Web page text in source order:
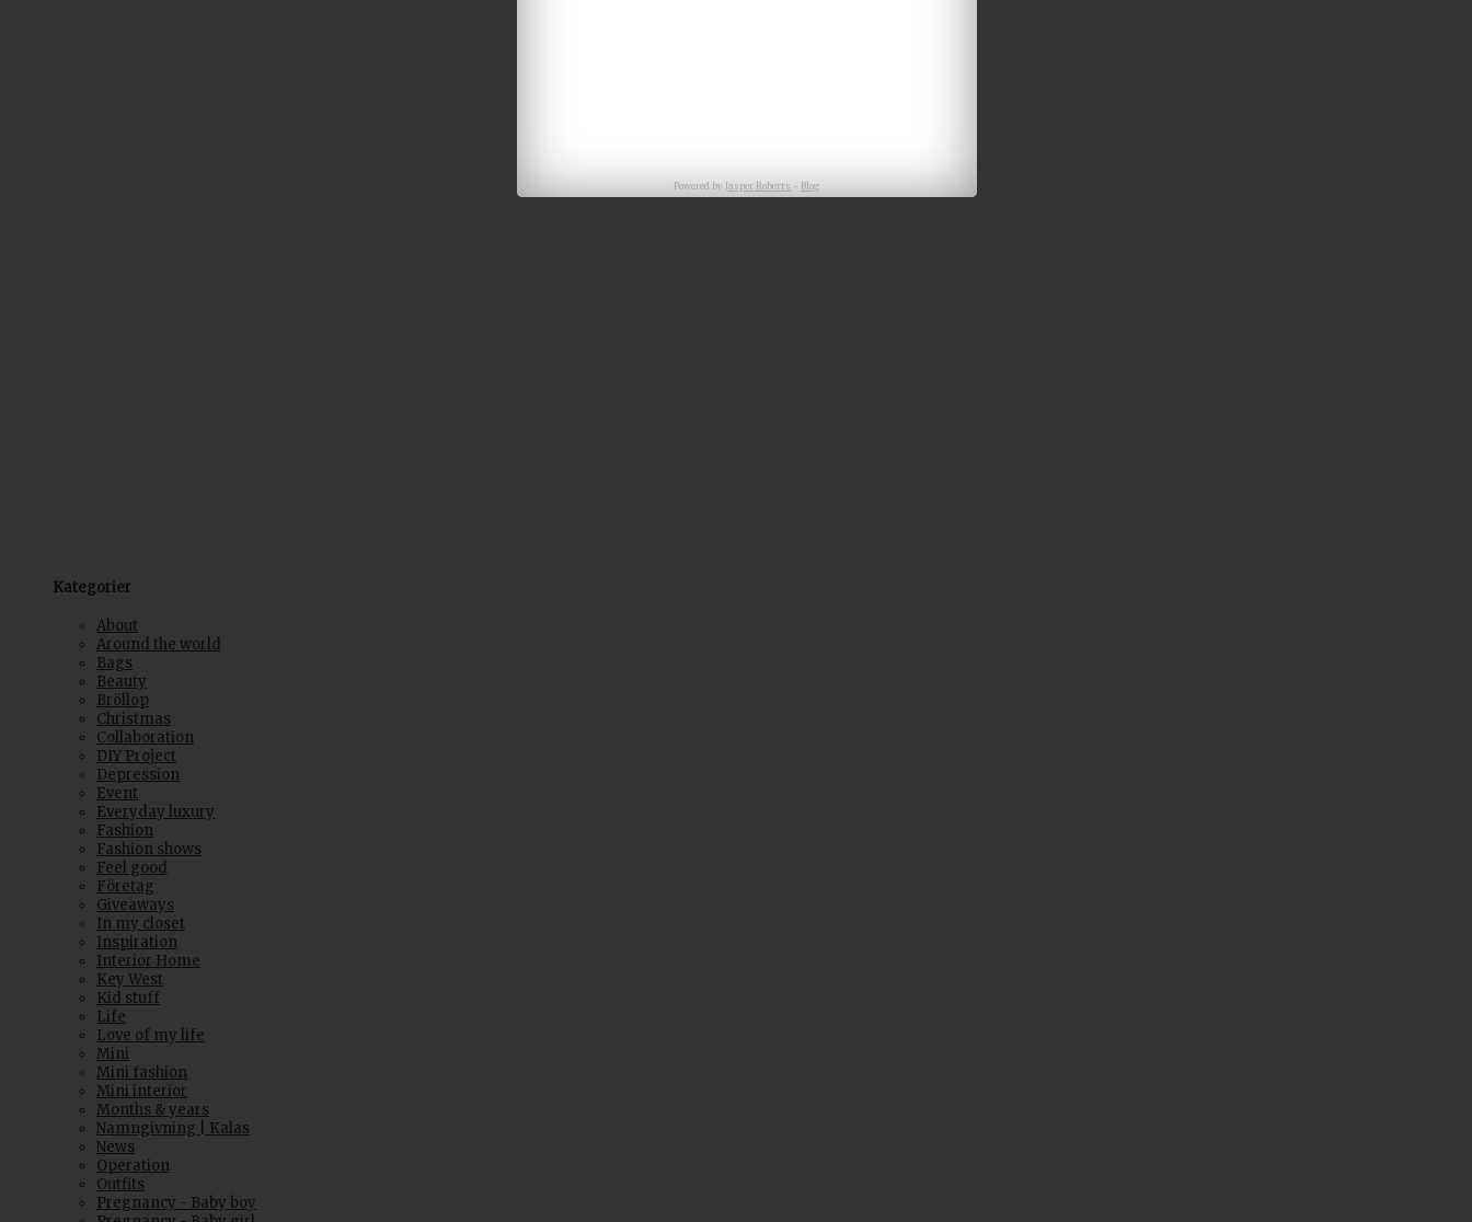
Powered by Jasper Roberts - Blog
Kategorier
About
Around the world
Bags
Beauty
Bröllop
Christmas
Collaboration
DIY Project
Depression
Event
Everyday luxury
Fashion
Fashion shows
Feel good
Företag
Giveaways
In my closet
Inspiration
Interior Home
Key West
Kid stuff
Life
Love of my life
Mini
Mini fashion
Mini interior
Months & years
Namngivning | Kalas
News
Operation
Outfits
Pregnancy - Baby boy